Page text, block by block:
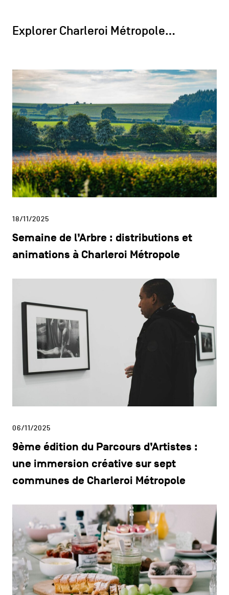
Explorer Charleroi Métropole…
18/11/2025
Semaine de l’Arbre : distributions et
animations à Charleroi Métropole
06/11/2025
9ème édition du Parcours d’Artistes :
une immersion créative sur sept
communes de Charleroi Métropole